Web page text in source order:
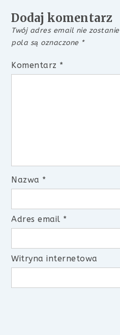
Dodaj komentarz
Twój adres email nie
pola są oznaczone *
Komentarz *
Nazwa *
Adres email *
Witryna internetowa